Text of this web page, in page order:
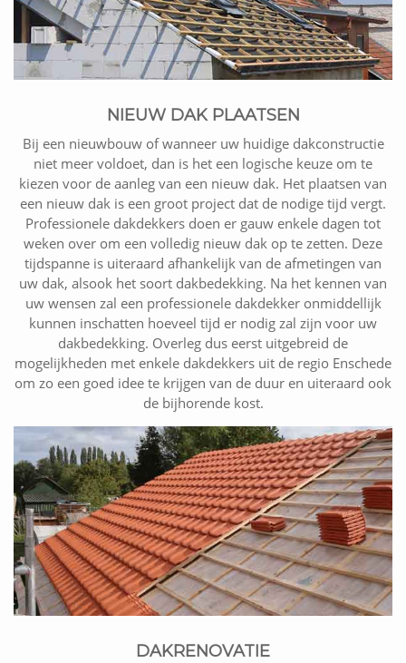
NIEUW DAK PLAATSEN
Bij een nieuwbouw of wanneer uw huidige dakconstructie
niet meer voldoet, dan is het een logische keuze om te
kiezen voor de aanleg van een nieuw dak. Het plaatsen van
een nieuw dak is een groot project dat de nodige tijd vergt.
Professionele dakdekkers doen er gauw enkele dagen tot
weken over om een volledig nieuw dak op te zetten. Deze
tijdspanne is uiteraard afhankelijk van de afmetingen van
uw dak, alsook het soort dakbedekking. Na het kennen van
uw wensen zal een professionele dakdekker onmiddellijk
kunnen inschatten hoeveel tijd er nodig zal zijn voor uw
dakbedekking. Overleg dus eerst uitgebreid de
mogelijkheden met enkele dakdekkers uit de regio Enschede
om zo een goed idee te krijgen van de duur en uiteraard ook
de bijhorende kost.
DAKRENOVATIE